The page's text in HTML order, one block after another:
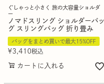
ぐしゃっと小さく 旅の大容量ショルダ
ー
ノマドスリング ショルダーバッ
グ スリングバッグ 折り畳み
バッグをまとめ買いで最大15%OFF
¥3,410税込
カートに入れる